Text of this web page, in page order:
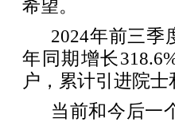
希望。
2024年前三季
年同期增长
户，累计引进院
当前和今后一